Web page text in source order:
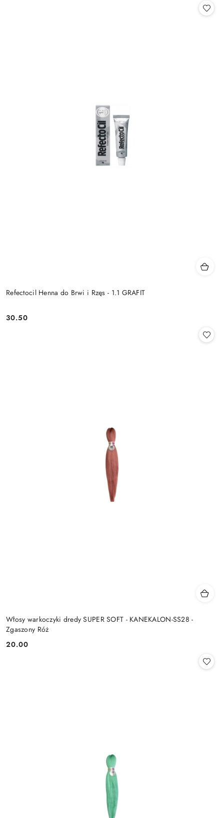
Refectocil Henna do Brwi i Rzęs - 1.1 GRAFIT
Cena:
30.50
Włosy warkoczyki dredy SUPER SOFT - KANEKALON-SS28 -
Zgaszony Róż
Cena:
20.00